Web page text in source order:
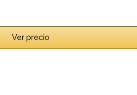
Ver precio